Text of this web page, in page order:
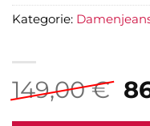
149,00€
Kategorie: